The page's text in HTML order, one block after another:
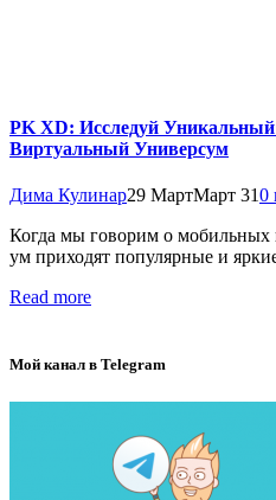
PK XD: Исследуй
Виртуальный Универсум
Дима Кулинар29 МартМарт 310
Когда мы говорим о мобильных
ум приходят популярные и
Read more
Мой канал в Telegram